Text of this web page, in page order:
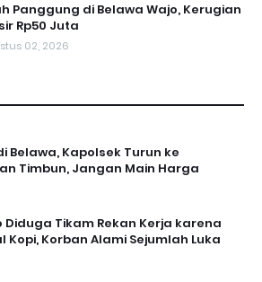
Panggung di Belawa Wajo, Kerugian
Rp50 Juta
02, 2026
Belawa, Kapolsek Turun ke
Timbun, Jangan Main Harga
Diduga Tikam Rekan Kerja karena
Kopi, Korban Alami Sejumlah Luka